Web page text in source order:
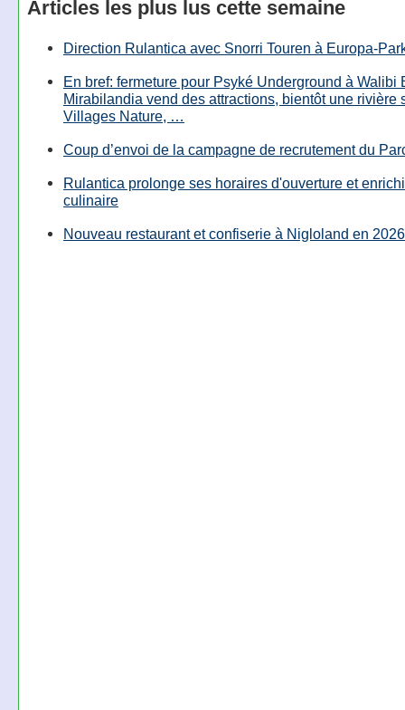
Articles les plus lus cette semaine
Direction Rulantica avec Snorri Touren à Europa-
En bref: fermeture pour Psyké Underground à Walibi
Mirabilandia vend des attractions, bientôt une rivière
Villages Nature, …
Coup d’envoi de la campagne de recrutement du
Rulantica prolonge ses horaires d'ouverture et
culinaire
Nouveau restaurant et confiserie à Nigloland en 2026